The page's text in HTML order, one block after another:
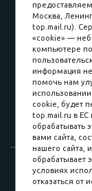
©
ИП Саворенко
Москва,
top.mail.ru).
«cookie» —
компьютере
информация
помочь нам
cookie, будет
top.mail.ru в ЕС
обрабатывать
вами сайта,
нашего сайта,
обрабатывает
условиях
отказаться от